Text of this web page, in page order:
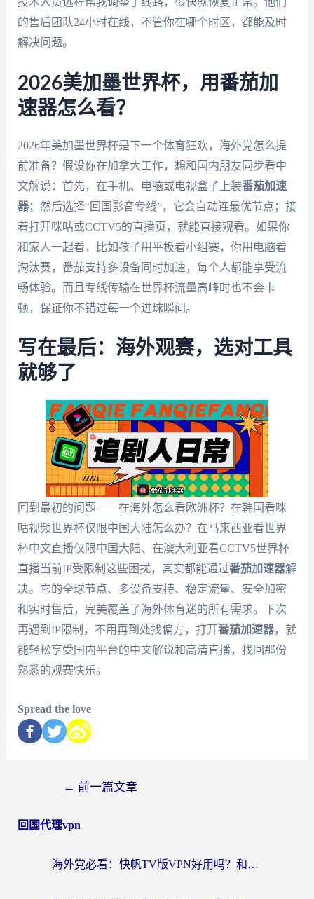
的售后团队24小时在线，不管你在哪个时区，都能及时
解决问题。
2026美加墨世界杯，用番茄加
速器怎么看？
2026年美加墨世界杯是下一个体育狂欢，海外党怎么提
前准备？假设你在加拿大工作，想和国内朋友同步看中
文解说：首先，在手机、电脑或电视盒子上装番茄加速
器；然后选择“回国影音专线”，它会自动连最优节点；接
着打开咪咕或CCTV5的直播页，就能直接观看。如果你
和家人一起看，比如孩子用平板看小组赛，你用电脑看
淘汰赛，番茄支持多设备同时加速，每个人都能享受流
畅体验。而且专线传输在世界杯流量高峰时也不会卡
顿，保证你不错过每一个进球瞬间。
写在最后：海外观赛，选对工具
就够了
回到最初的问题——在海外怎么看欧洲杯？在韩国看咪
咕视频世界杯仅限中国大陆怎么办？在马来西亚看世界
杯中文直播仅限中国大陆、在澳大利亚看CCTV5世界杯
直播当前IP受限制这些困扰，其实都能通过番茄加速器解
决。它的全球节点、多设备支持、稳定流量、安全加密
和实时售后，完美覆盖了海外体育迷的所有需求。下次
再遇到IP限制，不用再到处找偏方，打开番茄加速器，就
能轻松享受国内平台的中文解说和高清直播，找回那份
熟悉的观赛快乐。
Spread the love
← 前一篇文章
回国代理vpn
海外党必看：快帆TV版VPN好用吗？和快游VPN对比哪个回国效果更好？附实用避坑指南